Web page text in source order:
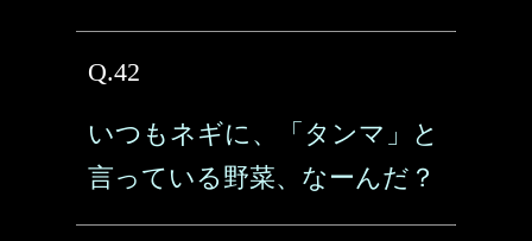
Q.42
いつもネギに、「タンマ」と
言っている野菜、なーんだ？